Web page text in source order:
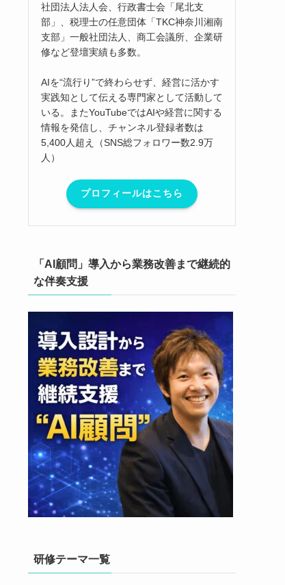
社団法人法人会、行政書士会「尾北支
部」、税理士の任意団体「TKC神奈川湘南
支部」一般社団法人、商工会議所、企業研
修など登壇実績も多数。
AIを“流行り”で終わらせず、経営に活かす
実践知として伝える専門家として活動して
いる。またYouTubeではAIや経営に関する
情報を発信し、チャンネル登録者数は
5,400人超え（SNS総フォロワー数2.9万
人）
プロフィールはこちら
「AI顧問」導入から業務改善まで継続的
な伴奏支援
研修テーマ一覧